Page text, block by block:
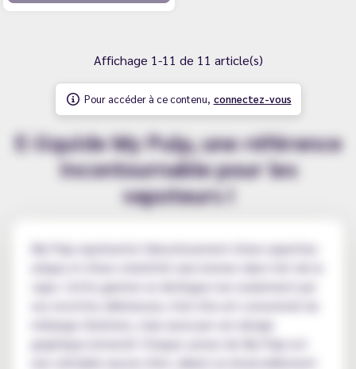
Affichage 1-11 de 11 article(s)
Pour accéder à ce contenu, connectez-vous
E-liquide My Pulp, une référence
incontournable pour les
vapoteurs !
My Pulp représente l'aboutissement d'une expertise
unique et d'une créativité sans bornes dans l'art de la
vape. Cette gamme se distingue non seulement par
mélange d'arômes, mais aussi par son design
graphique immersif. Chaque saveur de My Pulp est